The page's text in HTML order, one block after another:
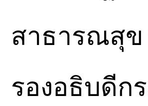
สาธารณสุข
รองอธิบดีก